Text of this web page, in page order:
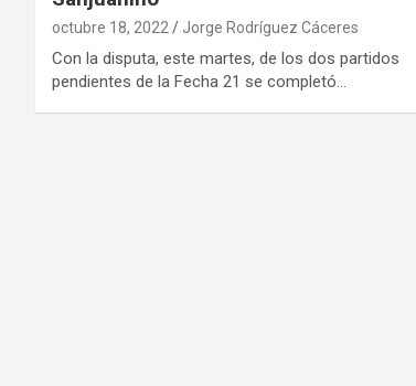
octubre 18, 2022 Jorge Rodríguez Cáceres
Con la disputa, este martes, de los dos partidos
pendientes de la Fecha 21 se completó…